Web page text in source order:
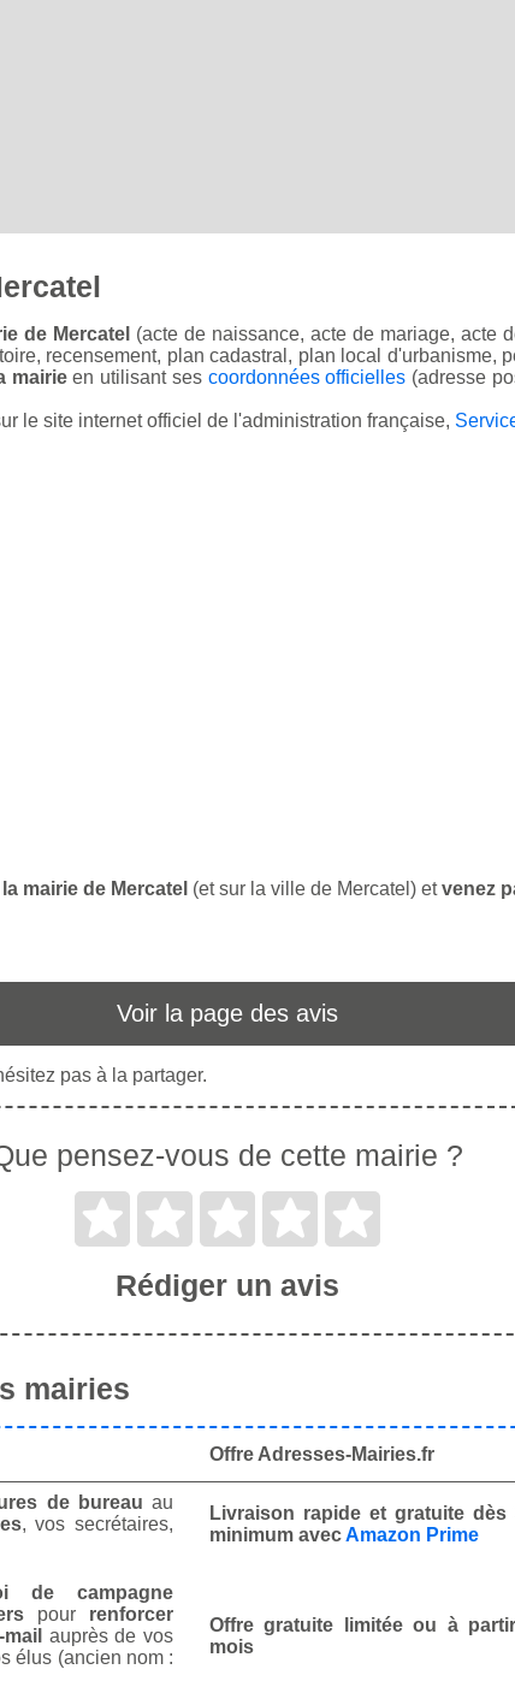
de Mercatel (acte de naissance, acte de mariage, acte
recensement, plan cadastral, plan local d'urbanisme,
mairieen utilisant ses coordonnées officielles (adresse
le site internet officiel de l'administration française,
mairie de Mercatel (et sur la ville de Mercatel) etvenez
Voir la page des avis
pas à la partager.
pensez-vous de cette mairie ?
Rédiger un avis
mairies
Offre Adresses-Mairies.fr
de bureau au
, vos secrétaires,
Livraison rapide et gratuite
minimum avecAmazon Prime
de campagne
pour renforcer
auprès de vos
élus (ancien nom :
Offre gratuite limitée ou à
mois